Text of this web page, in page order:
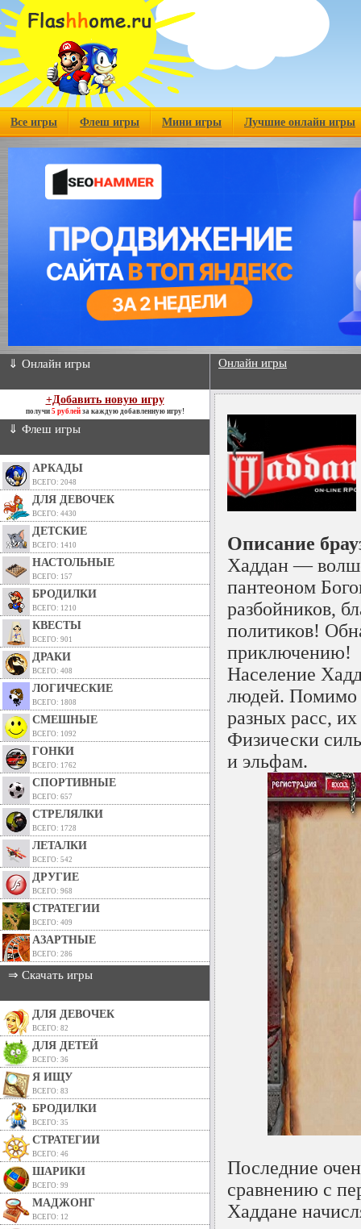
Все игры Флеш игры Мини игры Лучшие онлайн игры
⇓ Онлайн игры
+Добавить новую игру
получи 5 рублейза каждую добавленную игру!
⇓ Флеш игры
АРКАДЫ
ВСЕГО: 2048
ДЛЯ ДЕВОЧЕК
ВСЕГО: 4430
ДЕТСКИЕ
ВСЕГО: 1410
НАСТОЛЬНЫЕ
ВСЕГО: 157
БРОДИЛКИ
ВСЕГО: 1210
КВЕСТЫ
ВСЕГО: 901
ДРАКИ
ВСЕГО: 408
ЛОГИЧЕСКИЕ
ВСЕГО: 1808
СМЕШНЫЕ
ВСЕГО: 1092
ГОНКИ
ВСЕГО: 1762
СПОРТИВНЫЕ
ВСЕГО: 657
СТРЕЛЯЛКИ
ВСЕГО: 1728
ЛЕТАЛКИ
ВСЕГО: 542
ДРУГИЕ
ВСЕГО: 968
СТРАТЕГИИ
ВСЕГО: 409
АЗАРТНЫЕ
ВСЕГО: 286
⇒ Скачать игры
ДЛЯ ДЕВОЧЕК
ВСЕГО: 82
ДЛЯ ДЕТЕЙ
ВСЕГО: 36
Я ИЩУ
ВСЕГО: 83
БРОДИЛКИ
ВСЕГО: 35
СТРАТЕГИИ
ВСЕГО: 46
ШАРИКИ
ВСЕГО: 99
МАДЖОНГ
ВСЕГО: 12
Онлайн игры
Описание
Хаддан —
пантеоном
разбойников,
политиков!
приключению!
Население
людей. Помимо
разных расс,
Физически
и эльфам.
Последние
сравнению с
Хаддане